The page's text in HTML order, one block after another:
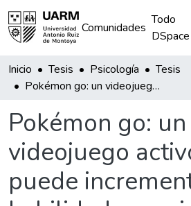
Comunidades
Todo
DSpace
Inicio Tesis Psicología
Tesis
Pokémon go: un videojuego activo que puede incrementar las habilidades sociales en jóvenes de Lima Metropolitana
Pokémon go: un
videojuego
puede